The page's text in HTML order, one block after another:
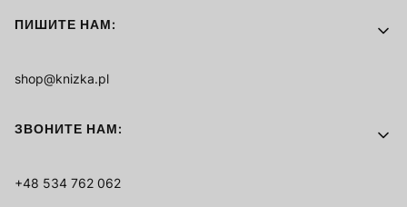
ПИШИТЕ НАМ:
shop@knizka.pl
ЗВОНИТЕ НАМ:
+48 534 762 062